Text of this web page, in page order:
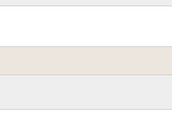
ための手がかりを提供すると